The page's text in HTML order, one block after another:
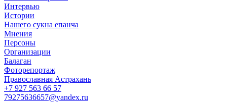
Интервью
Истории
Нашего сукна епанча
Мнения
Персоны
Организации
Балаган
Фоторепортаж
Православная Астрахань
+7 927 563 66 57
79275636657@yandex.ru